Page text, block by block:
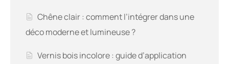
Chêne clair : comment l’intégrer dans une
déco moderne et lumineuse ?
Vernis bois incolore : guide d’application